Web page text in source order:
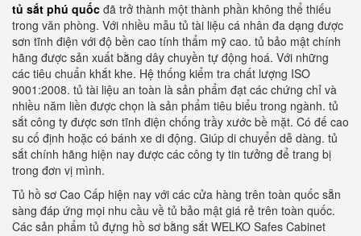
tủ sắt phú quốc đã trở thành một thành phần không thể thiếu
trong văn phòng. Với nhiều mẫu tủ tài liệu cá nhân đa dạng được
sơn tĩnh điện với độ bền cao tính thẩm mỹ cao. tủ bảo mật chính
hãng được sản xuất bằng dây chuyền tự động hoá. Với những
các tiêu chuẩn khắt khe. Hệ thống kiểm tra chất lượng ISO
9001:2008. tủ tài liệu an toàn là sản phẩm đạt các chứng chỉ và
nhiều năm liền được chọn là sản phẩm tiêu biểu trong ngành. tủ
sắt công ty được sơn tĩnh điện chống trầy xước bề mặt. Có đế cao
su cố định hoặc có bánh xe di động. Giúp di chuyển dễ dàng. tủ
sắt chính hãng hiện nay được các công ty tin tưởng để trang bị
trong đơn vị mình.
Tủ hồ sơ Cao Cấp hiện nay với các cửa hàng trên toàn quốc sẵn
sàng đáp ứng mọi nhu cầu về tủ bảo mật giá rẻ trên toàn quốc.
Các sản phẩm tủ đựng hồ sơ bằng sắt WELKO Safes Cabinet